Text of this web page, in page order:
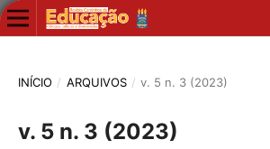
INÍCIO / ARQUIVOS / v. 5 n. 3 (2023)
v. 5 n. 3 (2023)